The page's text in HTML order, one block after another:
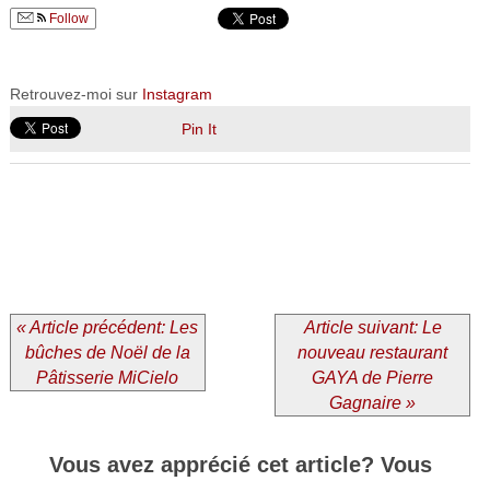
Follow
Retrouvez-moi sur Instagram
Pin It
« Article précédent: Les
bûches de Noël de la
Pâtisserie MiCielo
Article suivant: Le
nouveau restaurant
GAYA de Pierre
Gagnaire »
Vous avez apprécié cet article? Vous